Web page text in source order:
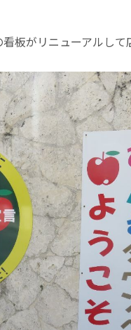
板がリニューアルして